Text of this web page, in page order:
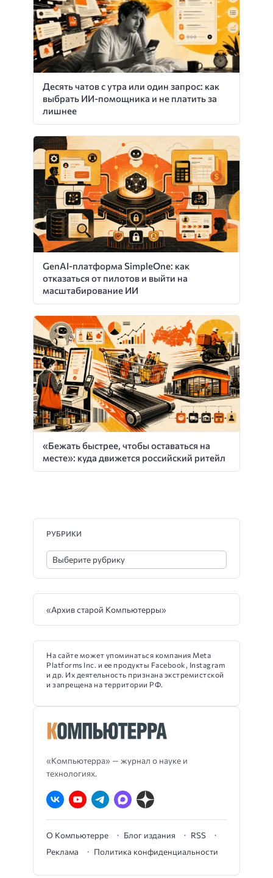
Десять чатов с утра или один запрос: как
выбрать ИИ-помощника и не платить за
лишнее
GenAI-платформа SimpleOne: как
отказаться от пилотов и выйти на
масштабирование ИИ
«Бежать быстрее, чтобы оставаться на
месте»: куда движется российский ритейл
«Компьютерра» — журнал о науке и
технологиях.
О Компьютерре Блог издания
RSS
Реклама
Политика конфиденциальности
РУБРИКИ
«Архив старой Компьютерры»
На сайте может упоминаться компания Meta
Platforms Inc. и ее продукты Facebook, Instagram
и др. Их деятельность признана экстремистской
и запрещена на территории РФ.